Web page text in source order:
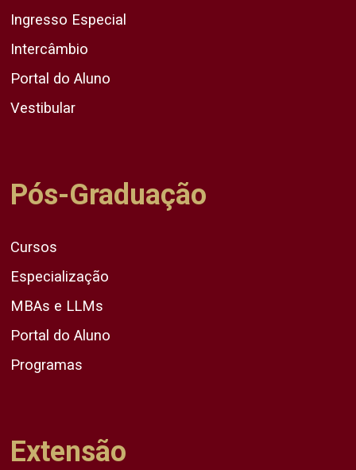
Ingresso Especial
Intercâmbio
Portal do Aluno
Vestibular
Pós-Graduação
Cursos
Especialização
MBAs e LLMs
Portal do Aluno
Programas
Extensão